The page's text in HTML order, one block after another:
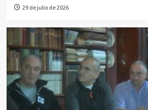
29 de julio de 2026